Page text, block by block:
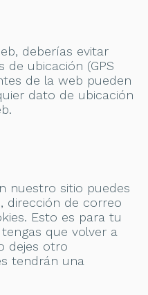
deberías evitar
de ubicación (GPS
de la web pueden
dato de ubicación
nuestro sitio puedes
dirección de correo
Esto es para tu
que volver a
dejes otro
tendrán una